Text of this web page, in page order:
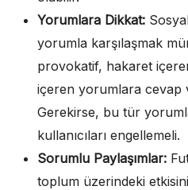
Yorumlara Dikkat:
yorumla karşılaşmak
provokatif, hakaret
içeren yorumlara cevap
Gerekirse, bu tür
kullanıcıları engellemeli.
Sorumlu Paylaşımlar:
toplum üzerindeki